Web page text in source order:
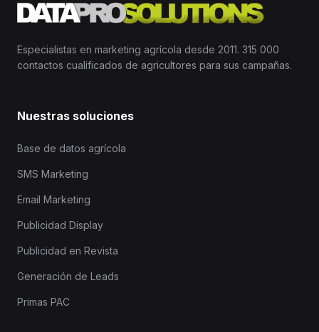
Especialistas en marketing agrícola desde 2011. 315 000
contactos cualificados de agricultores para sus campañas.
Nuestras soluciones
Base de datos agrícola
SMS Marketing
Email Marketing
Publicidad Display
Publicidad en Revista
Generación de Leads
Primas PAC